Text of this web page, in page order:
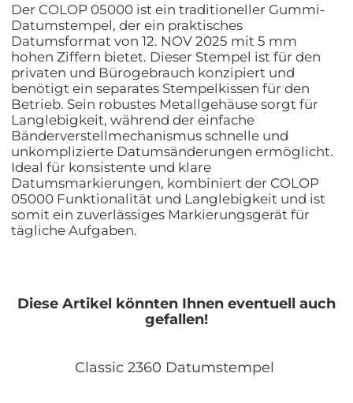
Der COLOP 05000 ist ein traditioneller Gummi-
Datumstempel, der ein praktisches
Datumsformat von 12. NOV 2025 mit 5 mm
hohen Ziffern bietet. Dieser Stempel ist für den
privaten und Bürogebrauch konzipiert und
benötigt ein separates Stempelkissen für den
Betrieb. Sein robustes Metallgehäuse sorgt für
Langlebigkeit, während der einfache
Bänderverstellmechanismus schnelle und
unkomplizierte Datumsänderungen ermöglicht.
Ideal für konsistente und klare
Datumsmarkierungen, kombiniert der COLOP
05000 Funktionalität und Langlebigkeit und ist
somit ein zuverlässiges Markierungsgerät für
tägliche Aufgaben.
Diese Artikel könnten Ihnen eventuell auch
gefallen!
Classic 2360 Datumstempel